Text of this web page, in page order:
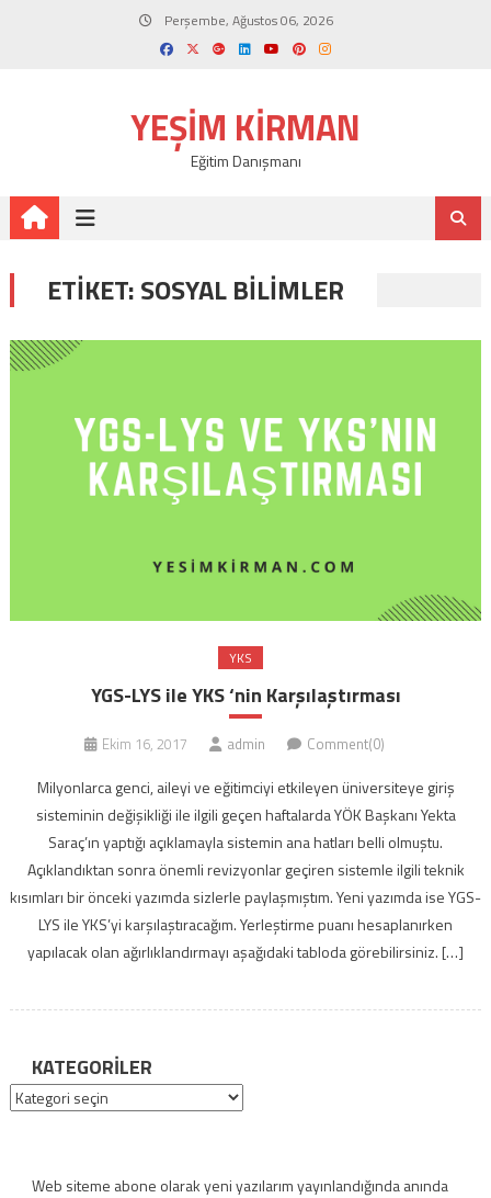
Perşembe, Ağustos 06, 2026
YEŞIM KIRMAN
Eğitim Danışmanı
ETIKET:SOSYAL BILIMLER
YKS
YGS-LYS ile YKS ‘nin Karşılaştırması
Ekim 16, 2017 admin Comment(0)
Milyonlarca genci, aileyi ve eğitimciyi etkileyen üniversiteye giriş
sisteminin değişikliği ile ilgili geçen haftalarda YÖK Başkanı Yekta
Saraç’ın yaptığı açıklamayla sistemin ana hatları belli olmuştu.
Açıklandıktan sonra önemli revizyonlar geçiren sistemle ilgili teknik
kısımları bir önceki yazımda sizlerle paylaşmıştım. Yeni yazımda ise YGS-
LYS ile YKS’yi karşılaştıracağım. Yerleştirme puanı hesaplanırken
yapılacak olan ağırlıklandırmayı aşağıdaki tabloda görebilirsiniz. […]
KATEGORILER
Kategoriler
Web siteme abone olarak yeni yazılarım yayınlandığında anında